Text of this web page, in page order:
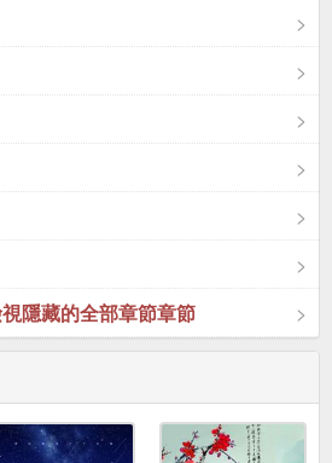
隱藏的全部章節章節